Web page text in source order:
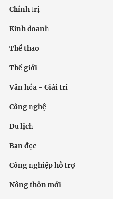
Chính trị
Kinh doanh
Thể thao
Thế giới
Văn hóa - Giải trí
Công nghệ
Du lịch
Bạn đọc
Công nghiệp hỗ trợ
Nông thôn mới